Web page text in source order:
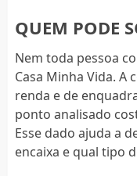
QUEM PODE
Nem toda pessoa
Casa Minha Vida. A
renda e de
ponto analisado
Esse dado ajuda a
encaixa e qual tipo